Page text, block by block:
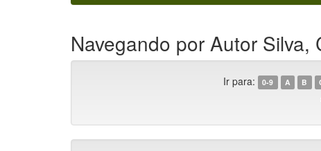
Navegando por Autor Silva,
Ir para: 0-9 A B